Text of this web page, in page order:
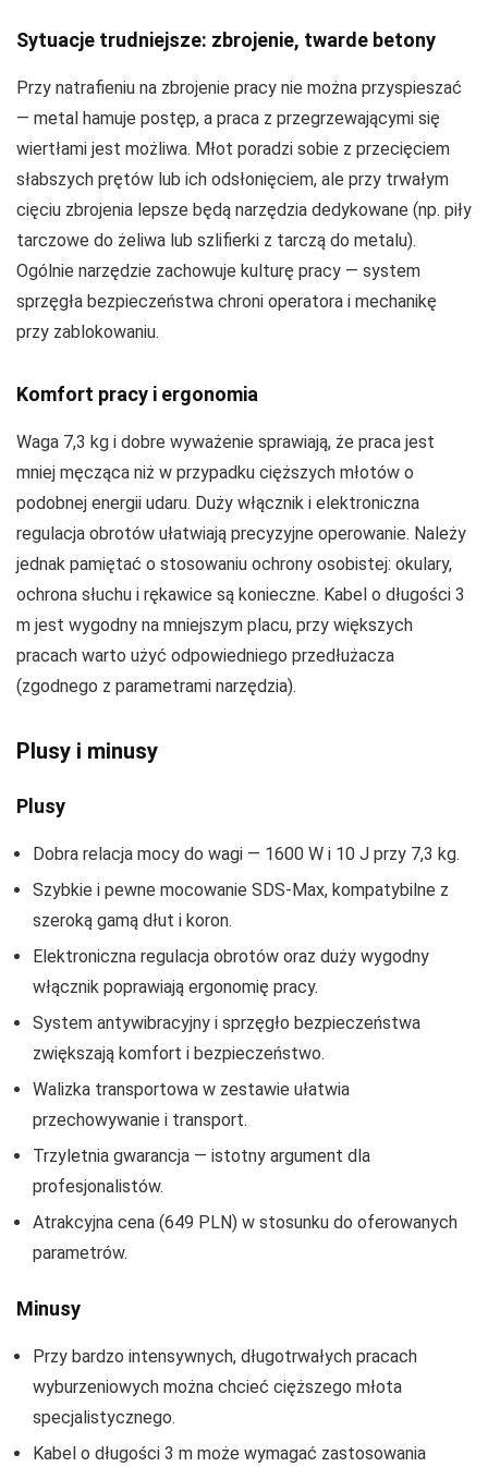
Sytuacje trudniejsze: zbrojenie, twarde betony
Przy natrafieniu na zbrojenie pracy nie można przyspieszać
— metal hamuje postęp, a praca z przegrzewającymi się
wiertłami jest możliwa. Młot poradzi sobie z przecięciem
słabszych prętów lub ich odsłonięciem, ale przy trwałym
cięciu zbrojenia lepsze będą narzędzia dedykowane (np. piły
tarczowe do żeliwa lub szlifierki z tarczą do metalu).
Ogólnie narzędzie zachowuje kulturę pracy — system
sprzęgła bezpieczeństwa chroni operatora i mechanikę
przy zablokowaniu.
Komfort pracy i ergonomia
Waga 7,3 kg i dobre wyważenie sprawiają, że praca jest
mniej męcząca niż w przypadku cięższych młotów o
podobnej energii udaru. Duży włącznik i elektroniczna
regulacja obrotów ułatwiają precyzyjne operowanie. Należy
jednak pamiętać o stosowaniu ochrony osobistej: okulary,
ochrona słuchu i rękawice są konieczne. Kabel o długości 3
m jest wygodny na mniejszym placu, przy większych
pracach warto użyć odpowiedniego przedłużacza
(zgodnego z parametrami narzędzia).
Plusy i minusy
Plusy
Dobra relacja mocy do wagi — 1600 W i 10 J przy 7,3 kg.
Szybkie i pewne mocowanie SDS‑Max, kompatybilne z
szeroką gamą dłut i koron.
Elektroniczna regulacja obrotów oraz duży wygodny
włącznik poprawiają ergonomię pracy.
System antywibracyjny i sprzęgło bezpieczeństwa
zwiększają komfort i bezpieczeństwo.
Walizka transportowa w zestawie ułatwia
przechowywanie i transport.
Trzyletnia gwarancja — istotny argument dla
profesjonalistów.
Atrakcyjna cena (649 PLN) w stosunku do oferowanych
parametrów.
Minusy
Przy bardzo intensywnych, długotrwałych pracach
wyburzeniowych można chcieć cięższego młota
specjalistycznego.
Kabel o długości 3 m może wymagać zastosowania